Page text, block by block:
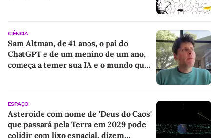
CIÊNCIA
Sam Altman, de 41 anos, o pai do
ChatGPT e de um menino de um ano,
começa a temer sua IA e o mundo que
ESPAÇO
Asteroide com nome de 'Deus do Caos'
que passará pela Terra em 2029 pode
colidir com lixo espacial, dizem